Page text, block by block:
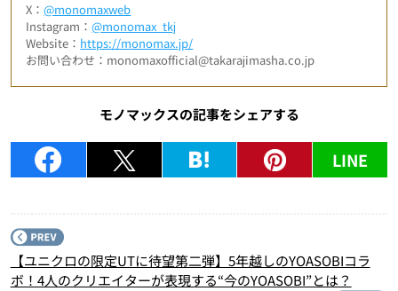
X：@monomaxweb
Instagram：@monomax_tkj
Website： https://monomax.jp/
お問い合わせ：monomaxofficial@takarajimasha.co.jp
モノマックスの記事をシェアする
LINE
【ユニクロの限定UTに待望第二弾】5年越しのYOASOBIコラ
ボ！4人のクリエイターが表現する“今のYOASOBI”とは？